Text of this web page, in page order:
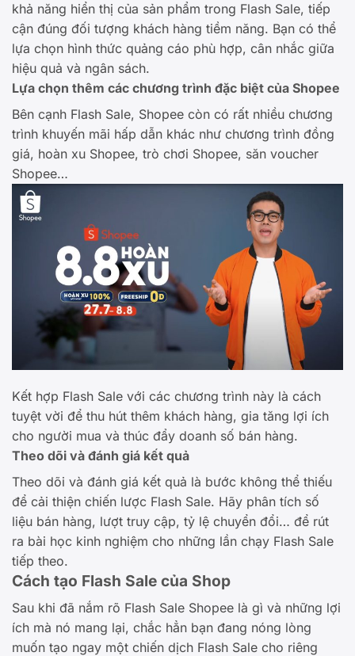
khả năng hiển thị của sản phẩm trong Flash Sale, tiếp
cận đúng đối tượng khách hàng tiềm năng. Bạn có thể
lựa chọn hình thức quảng cáo phù hợp, cân nhắc giữa
hiệu quả và ngân sách.
Lựa chọn thêm các chương trình đặc biệt của Shopee
Bên cạnh Flash Sale, Shopee còn có rất nhiều chương
trình khuyến mãi hấp dẫn khác như chương trình đồng
giá, hoàn xu Shopee, trò chơi Shopee, săn voucher
Shopee…
Kết hợp Flash Sale với các chương trình này là cách
tuyệt vời để thu hút thêm khách hàng, gia tăng lợi ích
cho người mua và thúc đẩy doanh số bán hàng.
Theo dõi và đánh giá kết quả
Theo dõi và đánh giá kết quả là bước không thể thiếu
để cải thiện chiến lược Flash Sale. Hãy phân tích số
liệu bán hàng, lượt truy cập, tỷ lệ chuyển đổi… để rút
ra bài học kinh nghiệm cho những lần chạy Flash Sale
tiếp theo.
Cách tạo Flash Sale của Shop
Sau khi đã nắm rõ Flash Sale Shopee là gì và những lợi
ích mà nó mang lại, chắc hẳn bạn đang nóng lòng
muốn tạo ngay một chiến dịch Flash Sale cho riêng